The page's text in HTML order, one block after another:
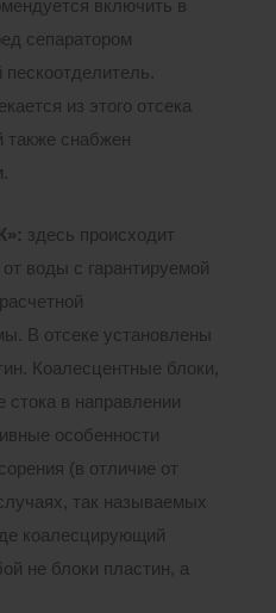
включить в
сепаратором
из этого отсека
также снабжен
здесь происходит
воды с гарантируемой
В отсеке установлены
Коалесцентные блоки,
стока в направлении
особенности
(в отличие от
так называемых
коалесцирующий
не блоки пластин, а